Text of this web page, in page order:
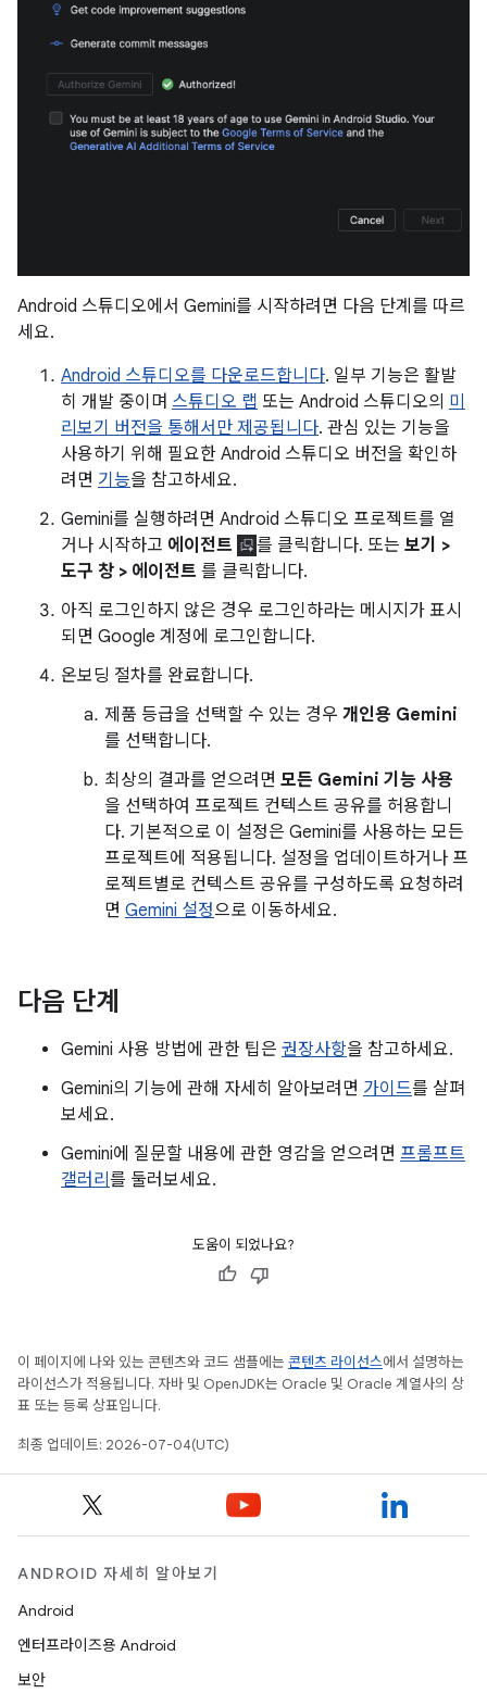
Android 스튜디오에서 Gemini를 시작하려면 다음 단계를 따르
세요.
Android 스튜디오를 다운로드합니다. 일부 기능은 활발
히 개발 중이며 스튜디오 랩 또는 Android 스튜디오의 미
리보기 버전을 통해서만 제공됩니다. 관심 있는 기능을
사용하기 위해 필요한 Android 스튜디오 버전을 확인하
려면 기능을 참고하세요.
Gemini를 실행하려면 Android 스튜디오 프로젝트를 열
거나 시작하고 에이전트 를 클릭합니다. 또는 보기 >
도구 창 > 에이전트 를 클릭합니다.
아직 로그인하지 않은 경우 로그인하라는 메시지가 표시
되면 Google 계정에 로그인합니다.
온보딩 절차를 완료합니다.
제품 등급을 선택할 수 있는 경우 개인용 Gemini
를 선택합니다.
최상의 결과를 얻으려면 모든 Gemini 기능 사용
을 선택하여 프로젝트 컨텍스트 공유를 허용합니
다. 기본적으로 이 설정은 Gemini를 사용하는 모든
프로젝트에 적용됩니다. 설정을 업데이트하거나 프
로젝트별로 컨텍스트 공유를 구성하도록 요청하려
면 Gemini 설정으로 이동하세요.
다음 단계
Gemini 사용 방법에 관한 팁은 권장사항을 참고하세요.
Gemini의 기능에 관해 자세히 알아보려면 가이드를 살펴
보세요.
Gemini에 질문할 내용에 관한 영감을 얻으려면 프롬프트
갤러리 를 둘러보세요.
도움이 되었나요?
이 페이지에 나와 있는 콘텐츠와 코드 샘플에는 콘텐츠 라이선스에서 설명하는
라이선스가 적용됩니다. 자바 및 OpenJDK는 Oracle 및 Oracle 계열사의 상
표 또는 등록 상표입니다.
최종 업데이트: 2026-07-04(UTC)
ANDROID 자세히 알아보기
Android
엔터프라이즈용 Android
보안